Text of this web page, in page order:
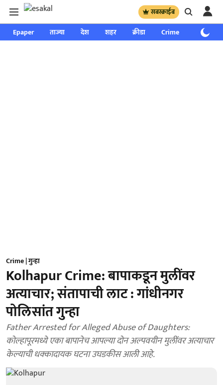
सबस्क्राईब
Epaper ताज्या देश शहर क्रीडा Crime साप्ताहिक
Crime | गुन्हा
Kolhapur Crime: बापाकडून मुलींवर
अत्याचार; संतापाची लाट : गांधीनगर
पोलिसांत गुन्हा
Father Arrested for Alleged Abuse of Daughters:
कोल्हापूरमध्ये एका बापानेच आपल्या दोन अल्पवयीन मुलींवर अत्याचार
केल्याची धक्कादायक घटना उघडकीस आली आहे.